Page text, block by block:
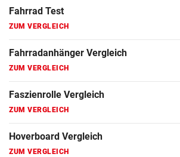
Fahrrad Test
ZUM VERGLEICH
Fahrradanhänger Vergleich
ZUM VERGLEICH
Faszienrolle Vergleich
ZUM VERGLEICH
Hoverboard Vergleich
ZUM VERGLEICH